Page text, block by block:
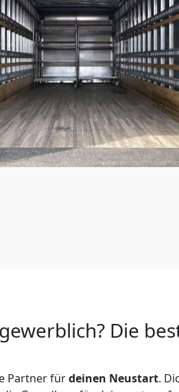
Die
Partner fürdeinen Neustart.